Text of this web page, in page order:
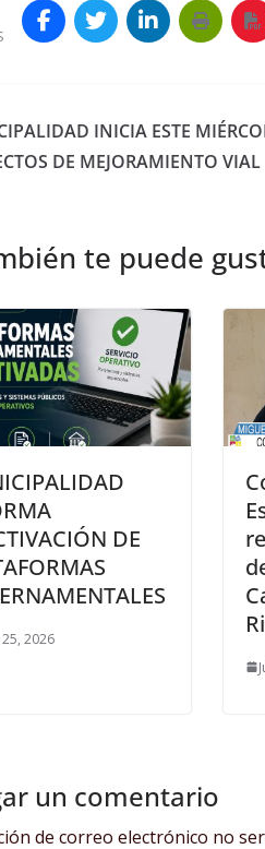
INICIA ESTE
DE MEJORAMIENTO VIAL
te puede
DE
2026
un comentario
de correo electrónico no